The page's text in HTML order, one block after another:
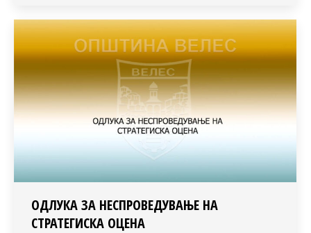
ОДЛУКА ЗА НЕСПРОВЕДУВАЊЕ НА
СТРАТЕГИСКА ОЦЕНА